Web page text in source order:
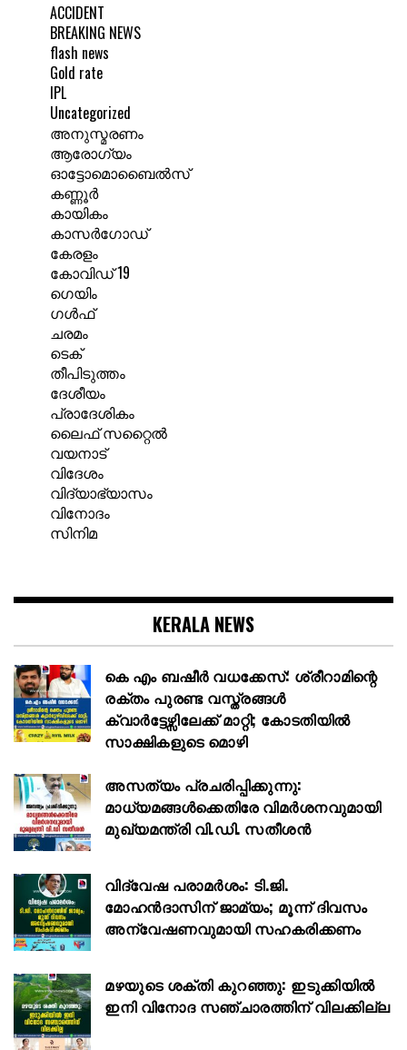
ACCIDENT
BREAKING NEWS
flash news
Gold rate
IPL
Uncategorized
അനുസ്മരണം
ആരോഗ്യം
ഓട്ടോമൊബൈൽസ്
കണ്ണൂർ
കായികം
കാസർഗോഡ്
കേരളം
കോവിഡ് 19
ഗെയിം
ഗൾഫ്
ചരമം
ടെക്
തീപിടുത്തം
ദേശീയം
പ്രാദേശികം
ലൈഫ് സറ്റൈൽ
വയനാട്
വിദേശം
വിദ്യാഭ്യാസം
വിനോദം
സിനിമ
KERALA NEWS
കെ എം ബഷീർ വധക്കേസ്: ശ്രീറാമിന്റെ
രക്തം പുരണ്ട വസ്ത്രങ്ങൾ
ക്വാർട്ടേഴ്സിലേക്ക് മാറ്റി; കോടതിയിൽ
സാക്ഷികളുടെ മൊഴി
അസത്യം പ്രചരിപ്പിക്കുന്നു:
മാധ്യമങ്ങൾക്കെതിരേ വിമർശനവുമായി
മുഖ്യമന്ത്രി വി.ഡി. സതീശൻ
വിദ്വേഷ പരാമർശം: ടി.ജി.
മോഹൻദാസിന് ജാമ്യം; മൂന്ന് ദിവസം
അന്വേഷണവുമായി സഹകരിക്കണം
മഴയുടെ ശക്തി കുറഞ്ഞു: ഇടുക്കിയില്‍
ഇനി വിനോദ സഞ്ചാരത്തിന് വിലക്കില്ല